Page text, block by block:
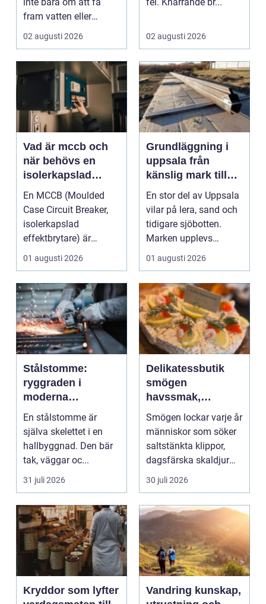
fram vatten eller
värme. Det är också
02 augusti 2026 02 augusti 2026
Vad är mccb och
när behövs en
isolerkapslad
effektbrytare?
En MCCB (Moulded
Case Circuit Breaker,
isolerkapslad
effektbrytare) är
hjärtat i många
moderna elför...
01 augusti 2026
Grundläggning i
uppsala från
känslig mark till
stabila
konstruktioner
En stor del av Uppsala
vilar på lera, sand och
tidigare sjöbotten.
Marken upplevs
kanske som stabil ...
01 augusti 2026
Stålstomme:
ryggraden i
moderna
hallbyggnader
En stålstomme är
själva skelettet i en
hallbyggnad. Den bär
tak, väggar oc...
31 juli 2026
Delikatessbutik
smögen
havssmak,
småskalighet och
personligt urval
Smögen lockar varje år
människor som söker
saltstänkta klippor,
dagsfärska skaldjur
och genuina smak...
30 juli 2026
Kryddor som lyfter
Vandring kunskap,